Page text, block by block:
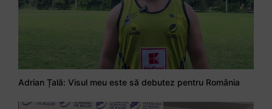
Adrian Țală: Visul meu este să debutez pentru România